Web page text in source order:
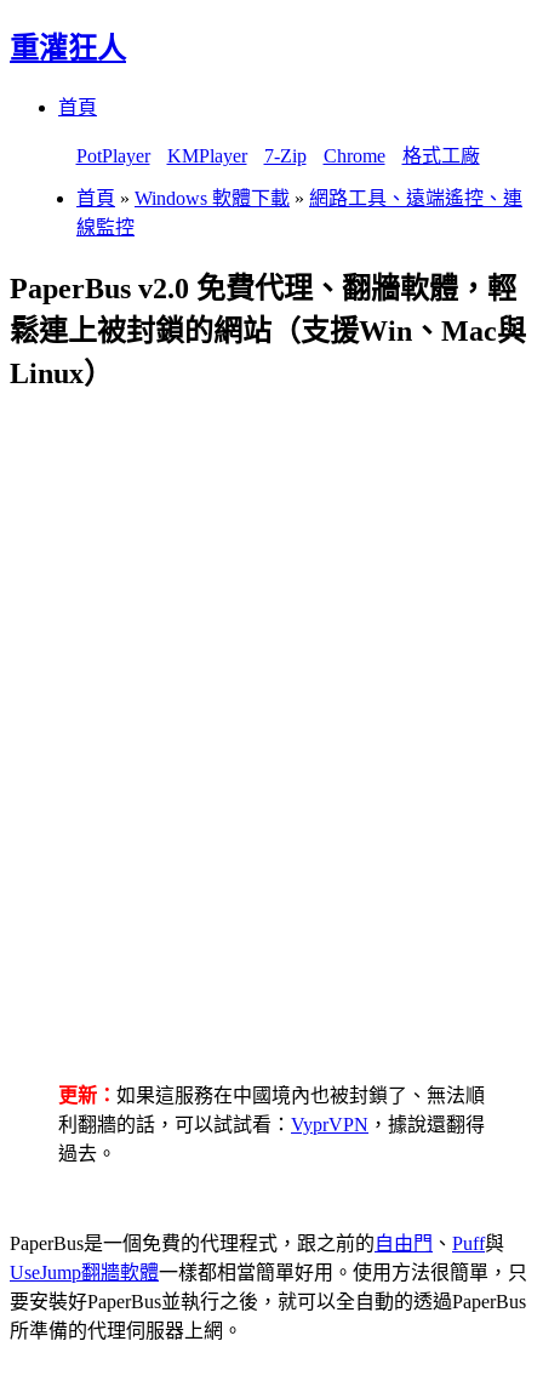
重灌狂人
首頁
PotPlayer KMPlayer 7-Zip Chrome 格式工廠
首頁 » Windows 軟體下載 » 網路工具、遠端遙控、連
線監控
PaperBus v2.0 免費代理、翻牆軟體，輕
鬆連上被封鎖的網站（支援Win、Mac與
Linux）
更新： 如果這服務在中國境內也被封鎖了、無法順
利翻牆的話，可以試試看： VyprVPN ，據說還翻得
過去。
PaperBus是一個免費的代理程式，跟之前的自由門 、 Puff與
UseJump翻牆軟體一樣都相當簡單好用。使用方法很簡單，只
要安裝好PaperBus並執行之後，就可以全自動的透過PaperBus
所準備的代理伺服器上網。